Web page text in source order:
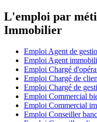
L'emploi par
Immobilier
Emploi Agent de
Emploi Agent
Emploi Chargé
Emploi Chargé de
Emploi Chargé de
Emploi Commercial
Emploi Commercial
Emploi Conseiller